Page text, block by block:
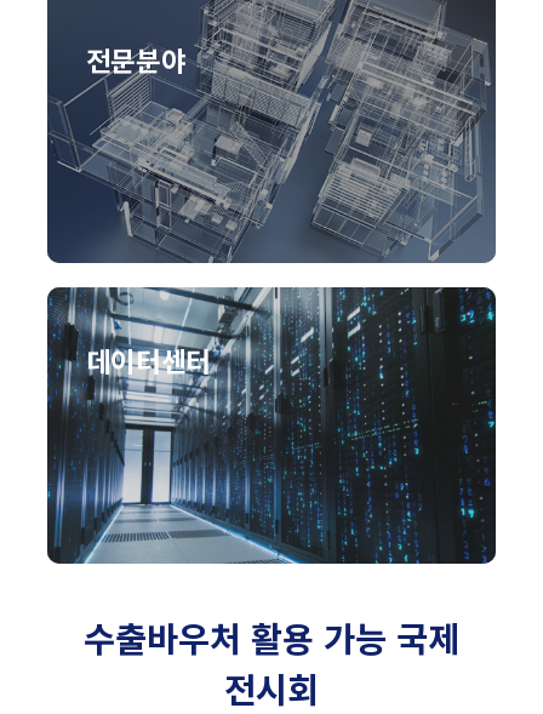
전문분야
데이터센터
수출바우처 활용 가능 국제
전시회